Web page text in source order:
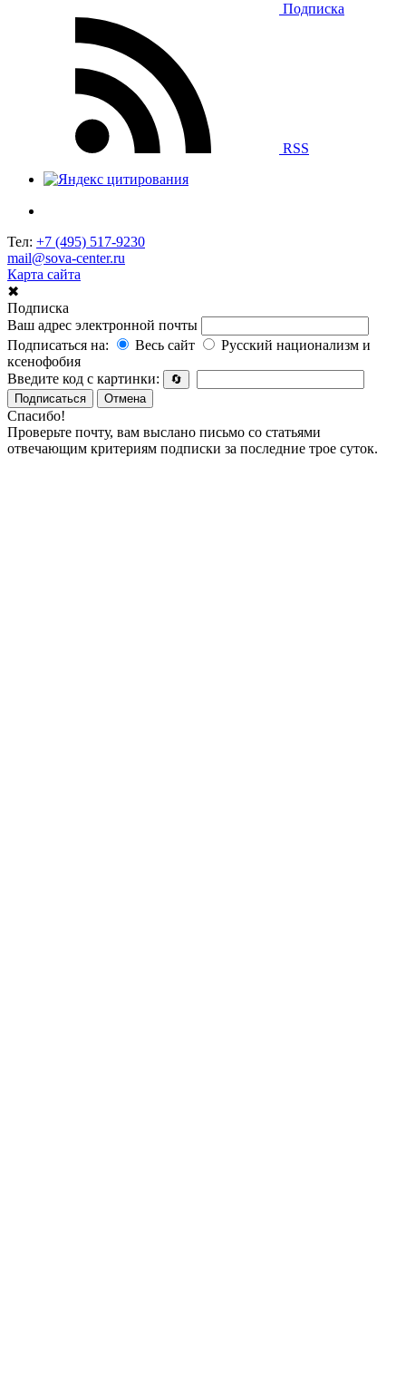
Подписка
RSS
Тел: +7 (495) 517-9230
mail@sova-center.ru
Карта сайта
✖
Подписка
Ваш адрес электронной почты
Подписаться на:
Весь сайт
Русский национализм и
ксенофобия
Введите код с картинки:
🔄
Подписаться
Отмена
Спасибо!
Проверьте почту, вам выслано письмо со статьями
отвечающим критериям подписки за последние трое суток.